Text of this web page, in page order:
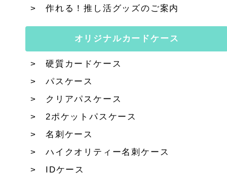
作れる！推し活グッズのご案内
オリジナルカードケース
硬質カードケース
パスケース
クリアパスケース
2ポケットパスケース
名刺ケース
ハイクオリティー名刺ケース
IDケース